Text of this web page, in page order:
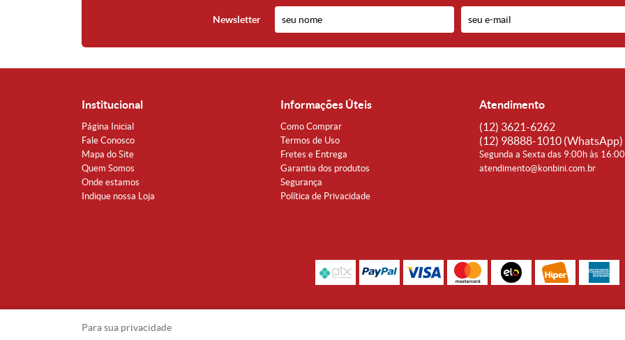
Newsletter
Institucional
Página Inicial
Fale Conosco
Mapa do Site
Quem Somos
Onde estamos
Indique nossa Loja
Informações Úteis
Como Comprar
Termos de Uso
Fretes e Entrega
Garantia dos produtos
Segurança
Política de Privacidade
Atendimento
(12) 3621-6262
(12) 98888-1010 (WhatsApp)
Segunda a Sexta das 9:00h às
atendimento@konbini.com.br
Para sua privacidade